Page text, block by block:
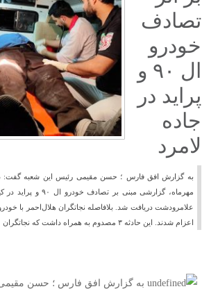
تصادف
خودرو
ال ۹۰ و
پراید در
جاده
لامرد
علامرودشت دریافت شد. بلافاصله نجاتگران هلال‌احمر با
اعزام‌ شدند. این حادثه ۳ مصدوم به همراه داشت که نجاتگران
به گزارش افق فارس ؛ حسن